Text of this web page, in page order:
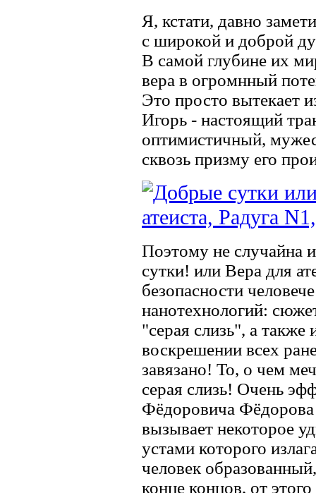
Я, кстати, давно
с широкой и доброй
В самой глубине их
вера в огромнный
Это просто вытекает
Игорь - настоящий
оптимистичный,
сквозь призму его
Поэтому не случайна
сутки! или Вера для
безопасности
нанотехнологий:
"серая слизь", а
воскрешении всех
завязано! То, о чем
серая слизь! Очень
Фёдоровича Фёдорова
вызывает некоторое
устами которого
человек
конце концов, от